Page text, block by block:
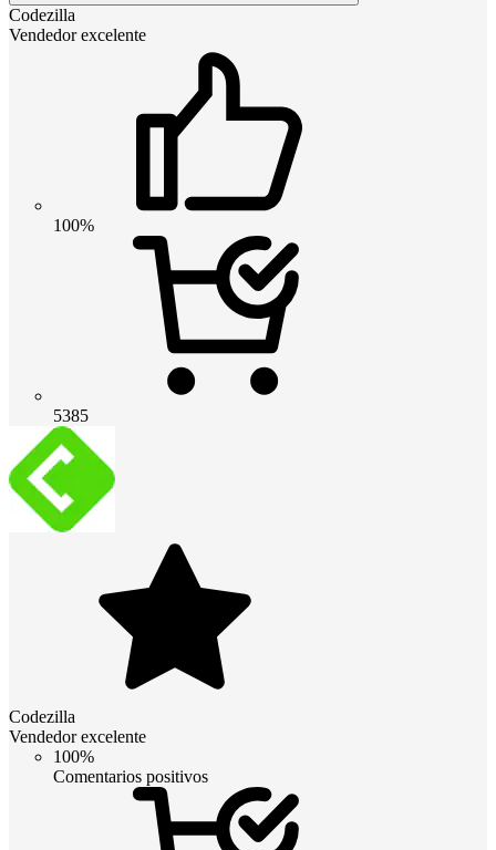
Codezilla
Vendedor excelente
100%
5385
Codezilla
Vendedor excelente
100%
Comentarios positivos